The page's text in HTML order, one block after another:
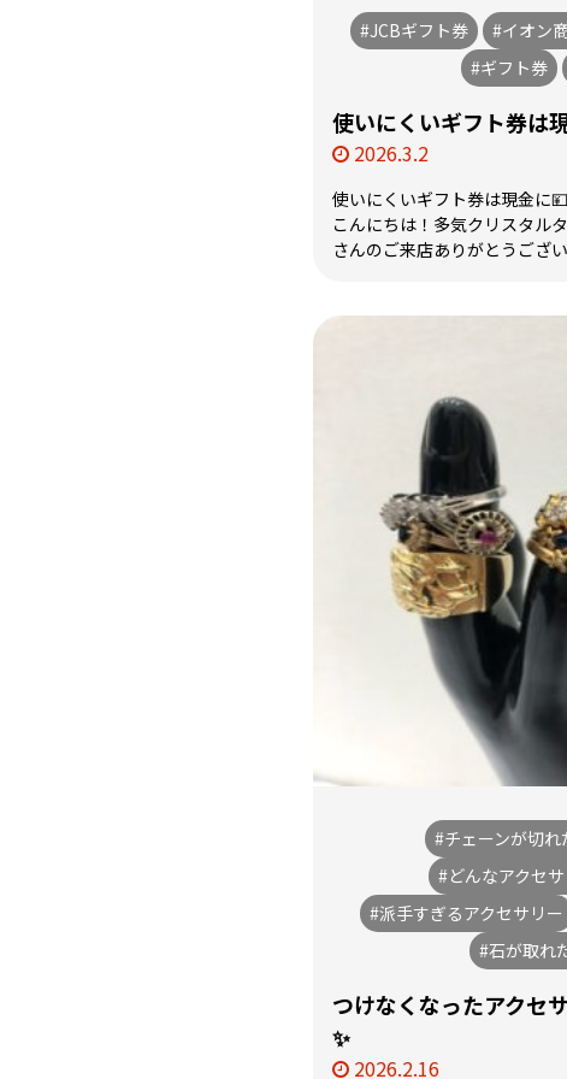
#JCBギフト券 #イオン
#ギフト券
使いにくいギフト券は
2026.3.2
使いにくいギフト券は現金に
こんにちは！多気クリスタル
さんのご来店ありがとうござ
#チェーンが切れ
#どんなアクセ
#派手すぎるアクセサリー
#石が取れ
つけなくなったアクセ
✨
2026.2.16